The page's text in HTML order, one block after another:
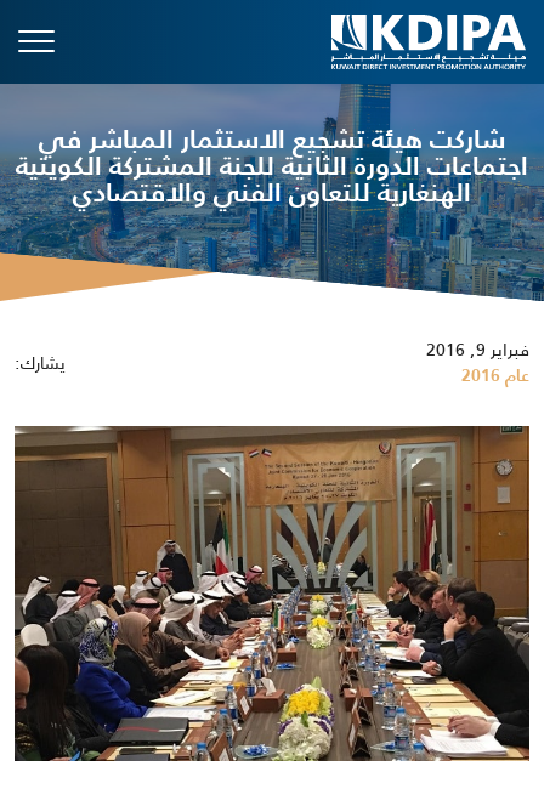
شاركت هيئة تشجيع الاستثمار المباشر في
اجتماعات الدورة الثانية للجنة المشتركة الكويتية
الهنغارية للتعاون الفني والاقتصادي
فبراير 9, 2016
عام 2016 يشارك: